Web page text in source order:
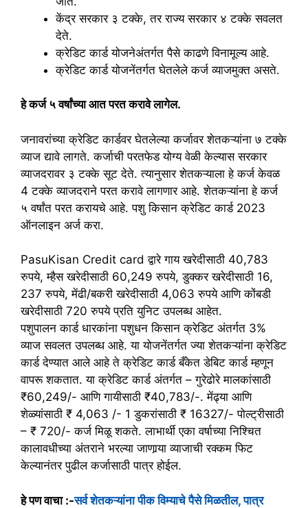
केंद्र सरकार ३ टक्के, तर राज्य सरकार ४ टक्के सवलत
देते.
क्रेडिट कार्ड योजनेअंतर्गत पैसे काढणे विनामूल्य आहे.
क्रेडिट कार्ड योजनेंतर्गत घेतलेले कर्ज व्याजमुक्त असते.
हे कर्ज ५ वर्षांच्या आत परत करावे लागेल.
जनावरांच्या क्रेडिट कार्डवर घेतलेल्या कर्जावर शेतकऱ्यांना ७ टक्के
व्याज द्यावे लागते. कर्जाची परतफेड योग्य वेळी केल्यास सरकार
व्याजदरावर ३ टक्के सूट देते. त्यानुसार शेतकऱ्याला हे कर्ज केवळ
4 टक्के व्याजदराने परत करावे लागणार आहे. शेतकऱ्यांना हे कर्ज
५ वर्षांत परत करायचे आहे. पशु किसान क्रेडिट कार्ड 2023
ऑनलाइन अर्ज करा.
PasuKisan Credit card द्वारे गाय खरेदीसाठी 40,783
रुपये, म्हैस खरेदीसाठी 60,249 रुपये, डुक्कर खरेदीसाठी 16,
237 रुपये, मेंढी/बकरी खरेदीसाठी 4,063 रुपये आणि कोंबडी
खरेदीसाठी 720 रुपये प्रति युनिट उपलब्ध आहेत.
पशुपालन कार्ड धारकांना पशुधन किसान क्रेडिट अंतर्गत 3%
व्याज सवलत उपलब्ध आहे. या योजनेंतर्गत ज्या शेतकऱ्यांना क्रेडिट
कार्ड देण्यात आले आहे ते क्रेडिट कार्ड बँकेत डेबिट कार्ड म्हणून
वापरू शकतात. या क्रेडिट कार्ड अंतर्गत – गुरेढोरे मालकांसाठी
₹60,249/- आणि गायीसाठी ₹40,783/-. मेंढ्या आणि
शेळ्यांसाठी ₹ 4,063 /- 1 डुकरांसाठी ₹ 16327/- पोल्ट्रीसाठी
– ₹ 720/- कर्ज मिळू शकते. लाभार्थी एका वर्षाच्या निश्चित
कालावधीच्या अंतराने भरल्या जाणार्‍या व्याजाची रक्कम फिट
केल्यानंतर पुढील कर्जासाठी पात्र होईल.
हे पण वाचा :-सर्व शेतकऱ्यांना पीक विम्याचे पैसे मिळतील, पात्र